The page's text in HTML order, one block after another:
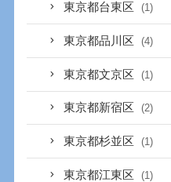
東京都台東区 (1)
東京都品川区 (4)
東京都文京区 (1)
東京都新宿区 (2)
東京都杉並区 (1)
東京都江東区 (1)